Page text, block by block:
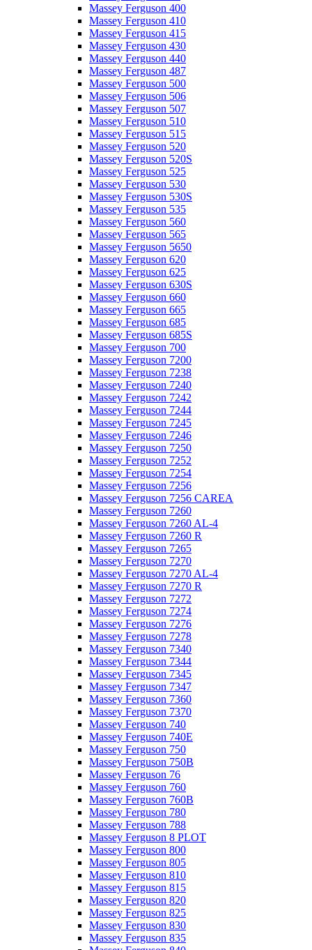
Massey Ferguson 400
Massey Ferguson 410
Massey Ferguson 415
Massey Ferguson 430
Massey Ferguson 440
Massey Ferguson 487
Massey Ferguson 500
Massey Ferguson 506
Massey Ferguson 507
Massey Ferguson 510
Massey Ferguson 515
Massey Ferguson 520
Massey Ferguson 520S
Massey Ferguson 525
Massey Ferguson 530
Massey Ferguson 530S
Massey Ferguson 535
Massey Ferguson 560
Massey Ferguson 565
Massey Ferguson 5650
Massey Ferguson 620
Massey Ferguson 625
Massey Ferguson 630S
Massey Ferguson 660
Massey Ferguson 665
Massey Ferguson 685
Massey Ferguson 685S
Massey Ferguson 700
Massey Ferguson 7200
Massey Ferguson 7238
Massey Ferguson 7240
Massey Ferguson 7242
Massey Ferguson 7244
Massey Ferguson 7245
Massey Ferguson 7246
Massey Ferguson 7250
Massey Ferguson 7252
Massey Ferguson 7254
Massey Ferguson 7256
Massey Ferguson 7256 CAREA
Massey Ferguson 7260
Massey Ferguson 7260 AL-4
Massey Ferguson 7260 R
Massey Ferguson 7265
Massey Ferguson 7270
Massey Ferguson 7270 AL-4
Massey Ferguson 7270 R
Massey Ferguson 7272
Massey Ferguson 7274
Massey Ferguson 7276
Massey Ferguson 7278
Massey Ferguson 7340
Massey Ferguson 7344
Massey Ferguson 7345
Massey Ferguson 7347
Massey Ferguson 7360
Massey Ferguson 7370
Massey Ferguson 740
Massey Ferguson 740E
Massey Ferguson 750
Massey Ferguson 750B
Massey Ferguson 76
Massey Ferguson 760
Massey Ferguson 760B
Massey Ferguson 780
Massey Ferguson 788
Massey Ferguson 8 PLOT
Massey Ferguson 800
Massey Ferguson 805
Massey Ferguson 810
Massey Ferguson 815
Massey Ferguson 820
Massey Ferguson 825
Massey Ferguson 830
Massey Ferguson 835